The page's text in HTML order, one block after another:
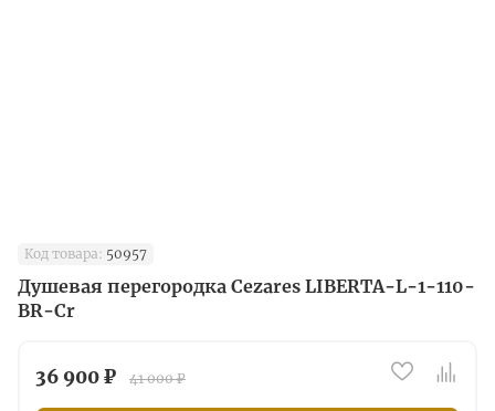
Код товара: 50957
Душевая перегородка Cezares LIBERTA-L-1-110-
BR-Cr
36 900 ₽ 41 000 ₽